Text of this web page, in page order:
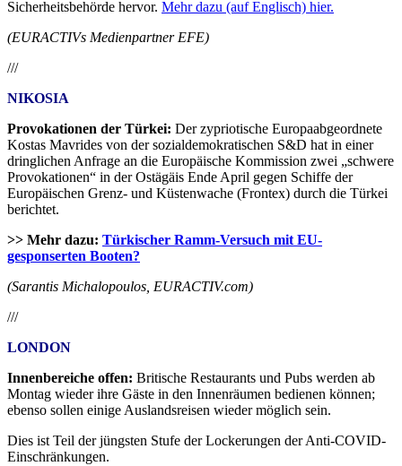
Sicherheitsbehörde hervor. Mehr dazu (auf Englisch) hier.
(EURACTIVs Medienpartner EFE)
///
NIKOSIA
Provokationen der Türkei: Der zypriotische Europaabgeordnete
Kostas Mavrides von der sozialdemokratischen S&D hat in einer
dringlichen Anfrage an die Europäische Kommission zwei „schwere
Provokationen“ in der Ostägäis Ende April gegen Schiffe der
Europäischen Grenz- und Küstenwache (Frontex) durch die Türkei
berichtet.
>> Mehr dazu: Türkischer Ramm-Versuch mit EU-
gesponserten Booten?
(Sarantis Michalopoulos, EURACTIV.com)
///
LONDON
Innenbereiche offen: Britische Restaurants und Pubs werden ab
Montag wieder ihre Gäste in den Innenräumen bedienen können;
ebenso sollen einige Auslandsreisen wieder möglich sein.
Dies ist Teil der jüngsten Stufe der Lockerungen der Anti-COVID-
Einschränkungen.